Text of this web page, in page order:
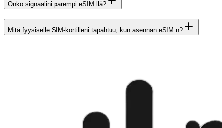
Onko signaalini parempi eSIM:llä?
Mitä fyysiselle SIM-kortilleni tapahtuu, kun asennan eSIM:n?